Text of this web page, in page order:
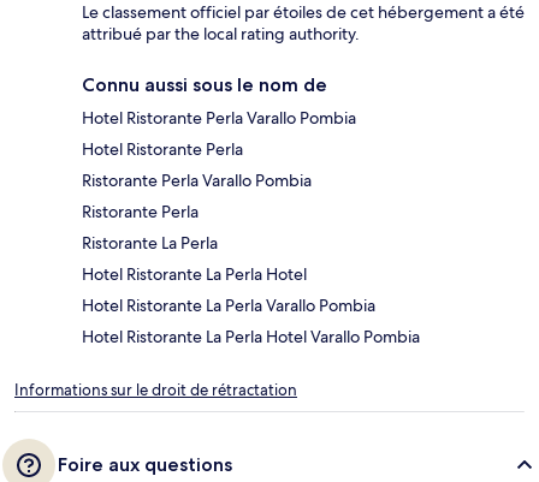
Le classement officiel par étoiles de cet hébergement a été
attribué par the local rating authority.
Connu aussi sous le nom de
Hotel Ristorante Perla Varallo Pombia
Hotel Ristorante Perla
Ristorante Perla Varallo Pombia
Ristorante Perla
Ristorante La Perla
Hotel Ristorante La Perla Hotel
Hotel Ristorante La Perla Varallo Pombia
Hotel Ristorante La Perla Hotel Varallo Pombia
Informations sur le droit de rétractation
Foire aux questions